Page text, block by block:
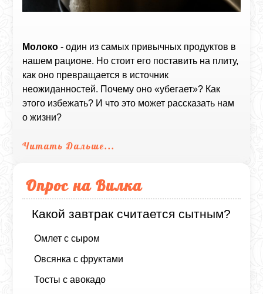
Молоко - один из самых привычных продуктов в
нашем рационе. Но стоит его поставить на плиту,
как оно превращается в источник
неожиданностей. Почему оно «убегает»? Как
этого избежать? И что это может рассказать нам
о жизни?
Читать Дальше...
Опрос на Вилка
Какой завтрак считается сытным?
Омлет с сыром
Овсянка с фруктами
Тосты с авокадо